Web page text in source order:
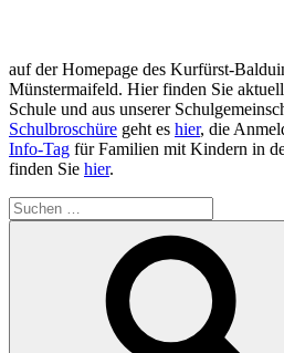
auf der Homepage des Kurfürst-
Münstermaifeld. Hier finden Sie
Schule und aus unserer
Schulbroschüre geht es hier, die
Info-Tag für Familien mit Kindern in
finden Sie hier.
Suchen
nach: